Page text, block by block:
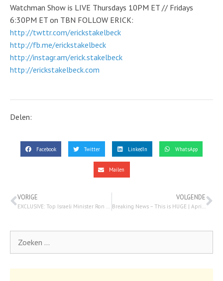
Watchman Show is LIVE Thursdays 10PM ET // Fridays
6:30PM ET on TBN FOLLOW ERICK:
http://twttr.com/erickstakelbeck
http://fb.me/erickstakelbeck
http://instagr.am/erick.stakelbeck
http://erickstakelbeck.com
Delen:
Facebook Twitter LinkedIn WhatsApp
Mailen
VORIGE VOLGENDE